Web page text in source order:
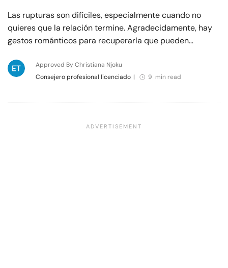
Las rupturas son difíciles, especialmente cuando no
quieres que la relación termine. Agradecidamente, hay
gestos románticos para recuperarla que pueden…
Approved By Christiana Njoku
Consejero profesional licenciado | 9 min read